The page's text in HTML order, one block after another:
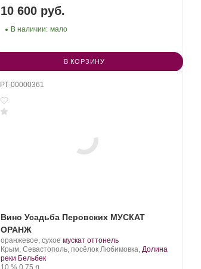
10 600 руб.
В наличии: мало
В КОРЗИНУ
РТ-00000361
Вино Усадьба Перовских МУСКАТ
ОРАНЖ
Производитель:
Усадьба
Перовских.
оранжевое, сухое .
Сорт
мускат оттонель.
Регион:
Крым, Севастополь, посёлок Любимовка, Долина
реки Бельбек
Крепость
10 %. Объем
0.75 л